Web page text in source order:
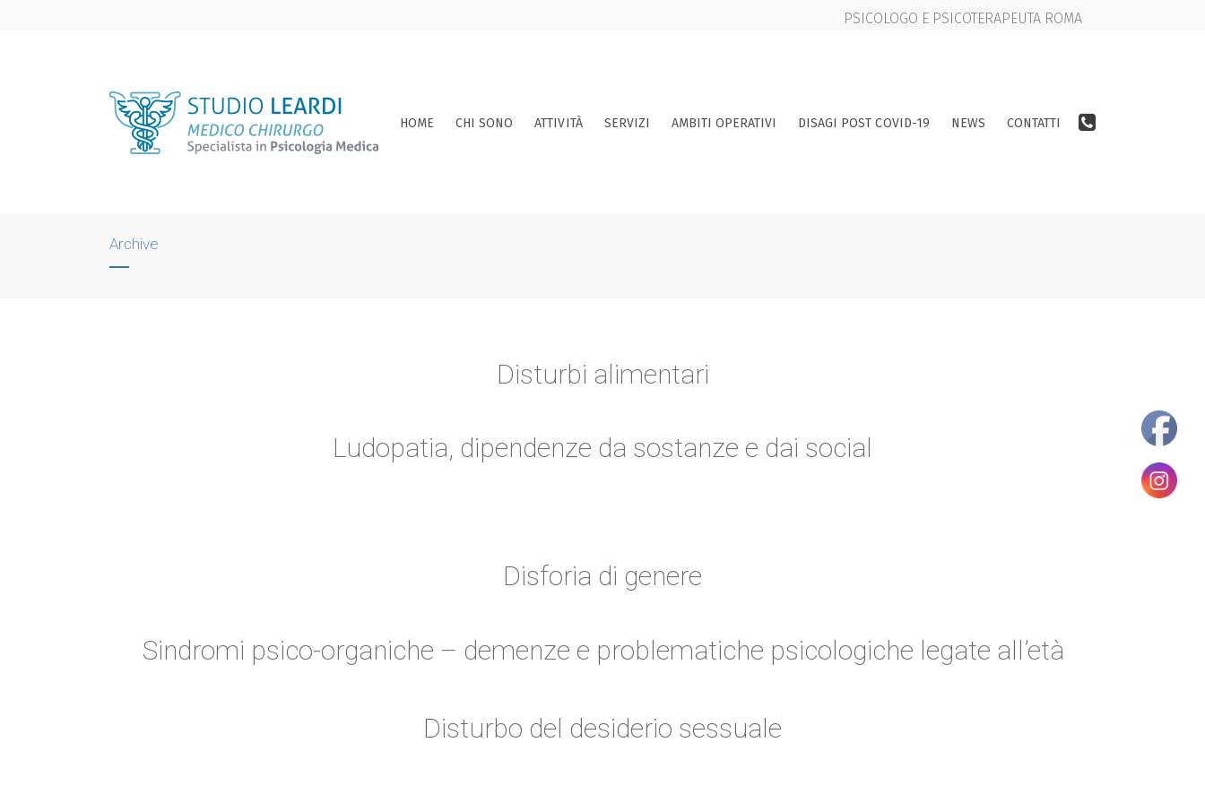
PSICOLOGO E PSICOTERAPEUTA ROMA
HOME CHI SONO ATTIVITÀ SERVIZI AMBITI OPERATIVI DISAGI POST COVID-19 NEWS CONTATTI
Archive
Disturbi alimentari
Ludopatia, dipendenze da sostanze e dai social
Disforia di genere
Sindromi psico-organiche – demenze e problematiche psicologiche legate all’età
Disturbo del desiderio sessuale